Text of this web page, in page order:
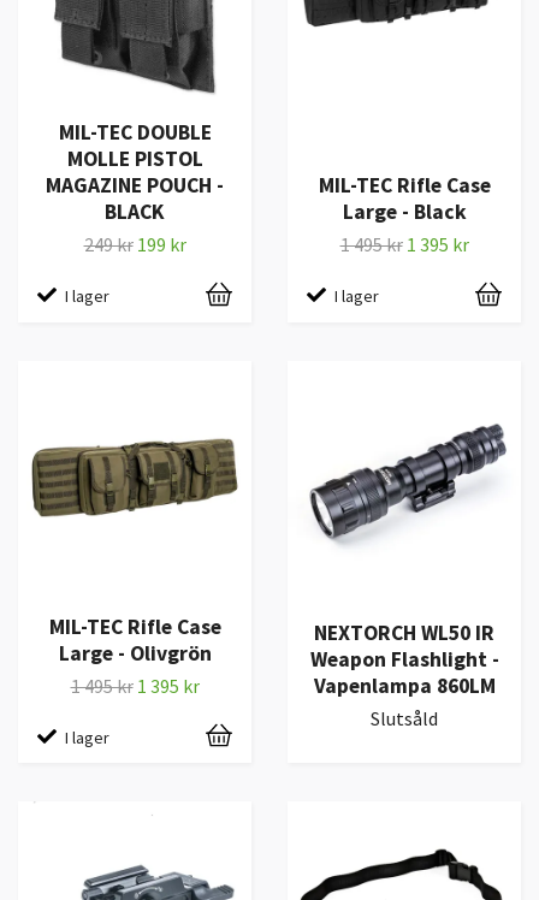
MIL-TEC DOUBLE
MOLLE PISTOL
MAGAZINE POUCH -
BLACK
249 kr 199 kr
I lager
MIL-TEC Rifle Case
Large - Black
1 495 kr 1 395 kr
I lager
MIL-TEC Rifle Case
Large - Olivgrön
1 495 kr 1 395 kr
I lager
NEXTORCH WL50 IR
Weapon Flashlight -
Vapenlampa 860LM
Slutsåld